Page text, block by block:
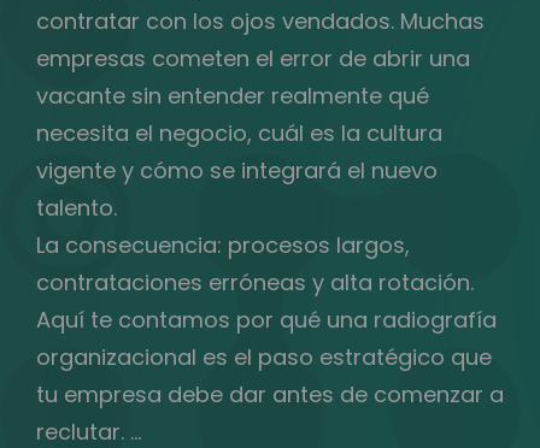
contratar con los ojos vendados. Muchas
empresas cometen el error de abrir una
vacante sin entender realmente qué
necesita el negocio, cuál es la cultura
vigente y cómo se integrará el nuevo
talento.
La consecuencia: procesos largos,
contrataciones erróneas y alta rotación.
Aquí te contamos por qué una radiografía
organizacional es el paso estratégico que
tu empresa debe dar antes de comenzar a
reclutar. …